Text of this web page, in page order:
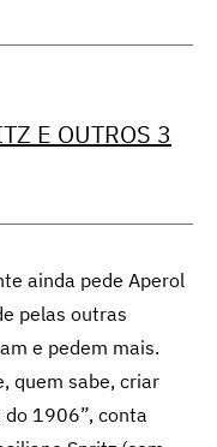
E OUTROS 3
ainda pede Aperol
pelas outras
e pedem mais.
quem sabe, criar
do 1906”, conta